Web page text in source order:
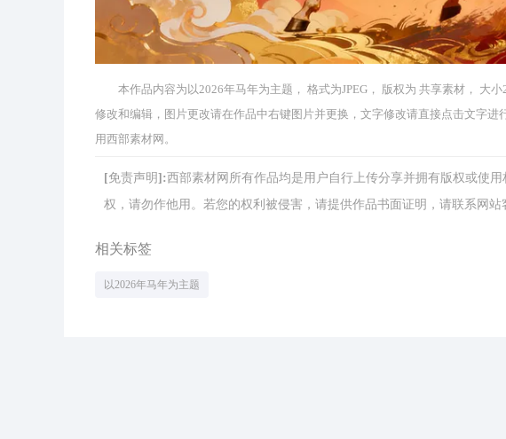
本作品内容为以2026年马年为主题， 格式为JPEG， 版权为 共享素材， 大
修改和编辑，图片更改请在作品中右键图片并更换，文字修改请直接点击文字
用西部素材网。
[免责声明]:西部素材网所有作品均是用户自行上传分享并拥有版权或使
权，请勿作他用。若您的权利被侵害，请提供作品书面证明，请联系网站
相关标签
以2026年马年为主题